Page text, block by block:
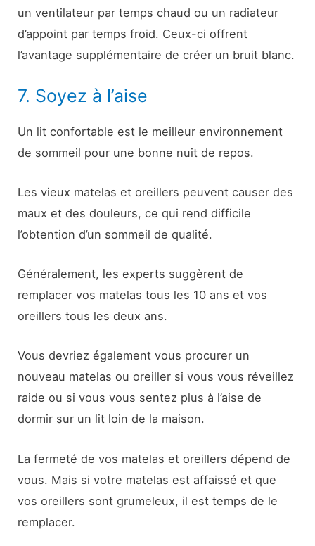
un ventilateur par temps chaud ou un radiateur
d’appoint par temps froid. Ceux-ci offrent
l’avantage supplémentaire de créer un bruit blanc.
7. Soyez à l’aise
Un lit confortable est le meilleur environnement
de sommeil pour une bonne nuit de repos.
Les vieux matelas et oreillers peuvent causer des
maux et des douleurs, ce qui rend difficile
l’obtention d’un sommeil de qualité.
Généralement, les experts suggèrent de
remplacer vos matelas tous les 10 ans et vos
oreillers tous les deux ans.
Vous devriez également vous procurer un
nouveau matelas ou oreiller si vous vous réveillez
raide ou si vous vous sentez plus à l’aise de
dormir sur un lit loin de la maison.
La fermeté de vos matelas et oreillers dépend de
vous. Mais si votre matelas est affaissé et que
vos oreillers sont grumeleux, il est temps de le
remplacer.